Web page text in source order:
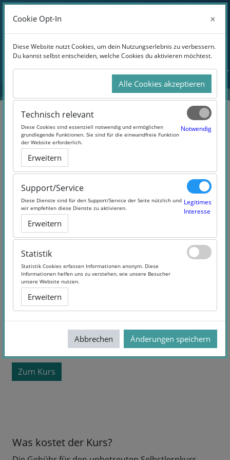
Zum Hauptinhalt
Website-Übersicht
Anmelden
Deutsch als Fremdsprache für
Studium und Beruf A2/B1: Der
Praktikumsplatz
German
Zum Kurs
Was kostet der Kurs?
Cookie Opt-In ×
Diese Website nutzt Cookies, um dein Nutzungserlebnis zu verbessern.
Du kannst selbst entscheiden, welche Cookies du aktivieren möchtest.
Alle Cookies akzeptieren
Technisch relevant
Diese Cookies sind essenziell notwendig und ermöglichen
grundlegende Funktionen. Sie sind für die einwandfreie Funktion
der Website erforderlich.
Notwendig
Erweitern
Support/Service
Diese Dienste sind für den Support/Service der Seite nützlich und
wir empfehlen diese Dienste zu aktivieren.
Legitimes
Interesse
Erweitern
Statistik
Statistik Cookies erfassen Informationen anonym. Diese
Informationen helfen uns zu verstehen, wie unsere Besucher
unsere Website nutzen.
Erweitern
Abbrechen Änderungen speichern
Cookie Opt-In ×
Diese Website nutzt Cookies, um dein Nutzungserlebnis zu verbessern.
Du kannst selbst entscheiden, welche Cookies du aktivieren möchtest.
Alle Cookies akzeptieren
Technisch relevant
Diese Cookies sind essenziell notwendig und ermöglichen
grundlegende Funktionen. Sie sind für die einwandfreie Funktion
der Website erforderlich.
Notwendig
Erweitern
Support/Service
Diese Dienste sind für den Support/Service der Seite nützlich und
wir empfehlen diese Dienste zu aktivieren.
Legitimes
Interesse
Erweitern
Statistik
Statistik Cookies erfassen Informationen anonym. Diese
Informationen helfen uns zu verstehen, wie unsere Besucher
unsere Website nutzen.
Erweitern
Abbrechen Änderungen speichern